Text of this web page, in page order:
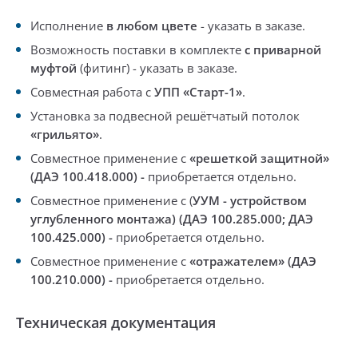
Исполнение в любом цвете - указать в заказе.
Возможность поставки в комплекте с приварной
муфтой (фитинг) - указать в заказе.
Совместная работа с УПП «Старт-1».
Установка за подвесной решётчатый потолок
«грильято».
Совместное применение с «решеткой защитной»
(ДАЭ 100.418.000) - приобретается отдельно.
Совместное применение с (УУМ - устройством
углубленного монтажа) (ДАЭ 100.285.000; ДАЭ
100.425.000) - приобретается отдельно.
Совместное применение с «отражателем» (ДАЭ
100.210.000) - приобретается отдельно.
Техническая документация